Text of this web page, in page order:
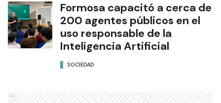
Formosa capacitó a cerca de
200 agentes públicos en el
uso responsable de la
Inteligencia Artificial
SOCIEDAD
Ads